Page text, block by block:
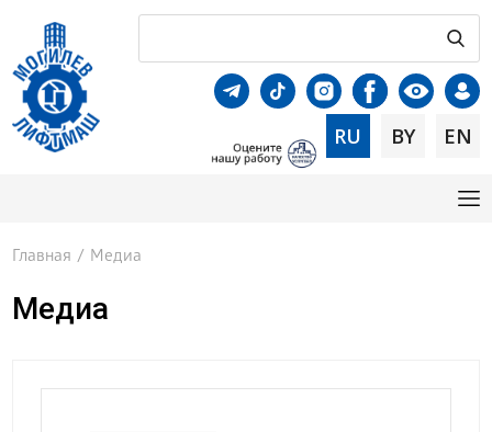
RU BY EN
Главная / Медиа
Медиа